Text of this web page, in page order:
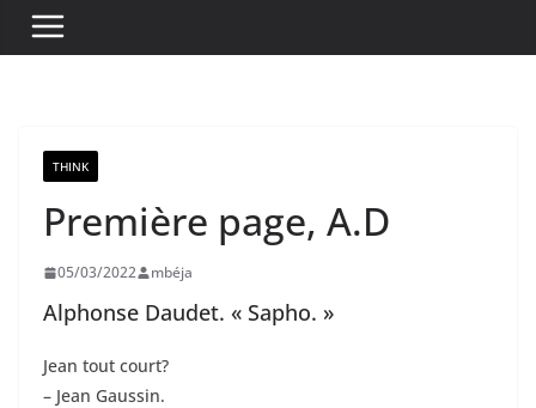
THINK
Première page, A.D
05/03/2022 mbéja
Alphonse Daudet. « Sapho. »
Jean tout court?
– Jean Gaussin.